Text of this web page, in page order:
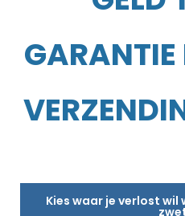
GARANTIE
Kies waar je verlost